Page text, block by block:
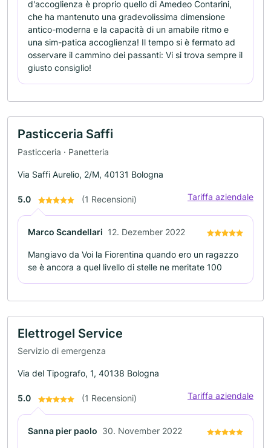
d'accoglienza è proprio quello di Amedeo Contarini,
che ha mantenuto una gradevolissima dimensione
antico-moderna e la capacità di un amabile ritmo e
una sim-patica accoglienza! Il tempo si è fermato ad
osservare il cammino dei passanti: Vi si trova sempre il
giusto consiglio!
Pasticceria Saffi
Pasticceria · Panetteria
Via Saffi Aurelio, 2/M, 40131 Bologna
5.0 (1 Recensioni) Tariffa aziendale
Marco Scandellari 12. Dezember 2022
Mangiavo da Voi la Fiorentina quando ero un ragazzo
se è ancora a quel livello di stelle ne meritate 100
Elettrogel Service
Servizio di emergenza
Via del Tipografo, 1, 40138 Bologna
5.0 (1 Recensioni) Tariffa aziendale
Sanna pier paolo 30. November 2022